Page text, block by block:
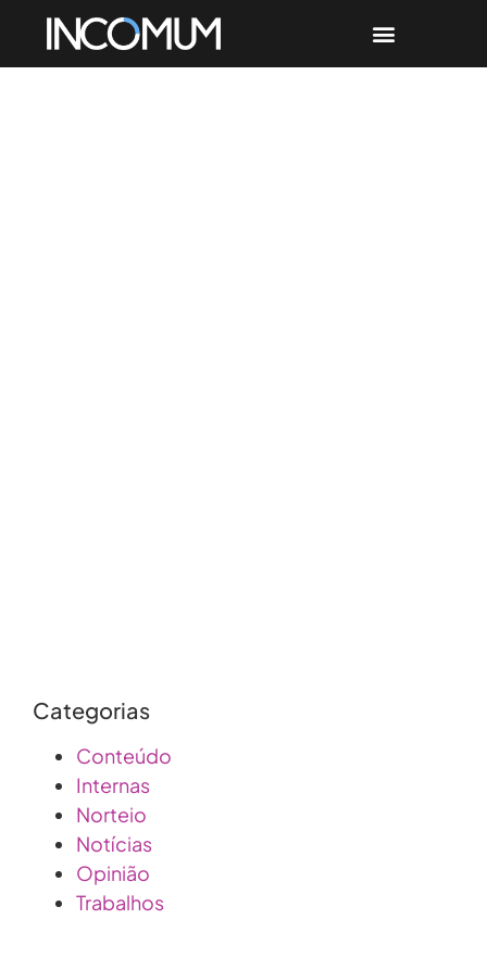
Categorias
Conteúdo
Internas
Norteio
Notícias
Opinião
Trabalhos